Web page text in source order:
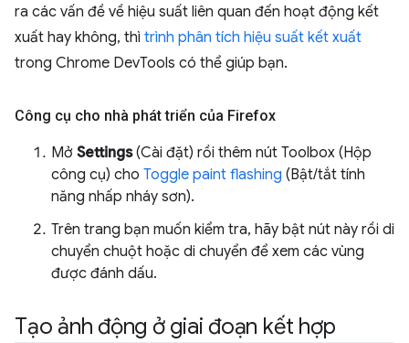
ra các vấn đề về hiệu suất liên quan đến hoạt động kết
xuất hay không, thì trình phân tích hiệu suất kết xuất
trong Chrome DevTools có thể giúp bạn.
Công cụ cho nhà phát triển của Firefox
Mở Settings(Cài đặt) rồi thêm nút Toolbox (Hộp
công cụ) cho Toggle paint flashing (Bật/tắt tính
năng nhấp nháy sơn).
Trên trang bạn muốn kiểm tra, hãy bật nút này rồi di
chuyển chuột hoặc di chuyển để xem các vùng
được đánh dấu.
Tạo ảnh động ở giai đoạn kết hợp